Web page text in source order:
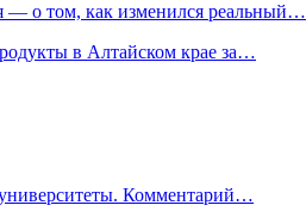
— о том, как изменился реальный…
в Алтайском крае за…
Комментарий…